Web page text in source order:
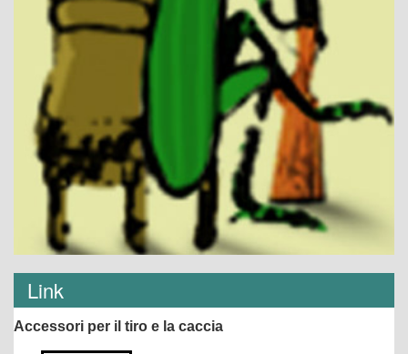
Link
Accessori per il tiro e la caccia